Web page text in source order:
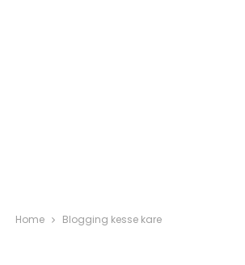
Home Blogging kesse kare